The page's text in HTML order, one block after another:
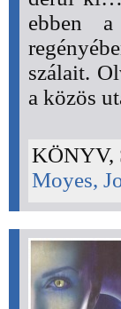
ebben a
szálait.
a közös
KÖNYV,
Moyes,